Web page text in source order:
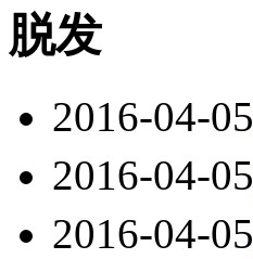
脱发
2016-04-05
2016-04-05
2016-04-05